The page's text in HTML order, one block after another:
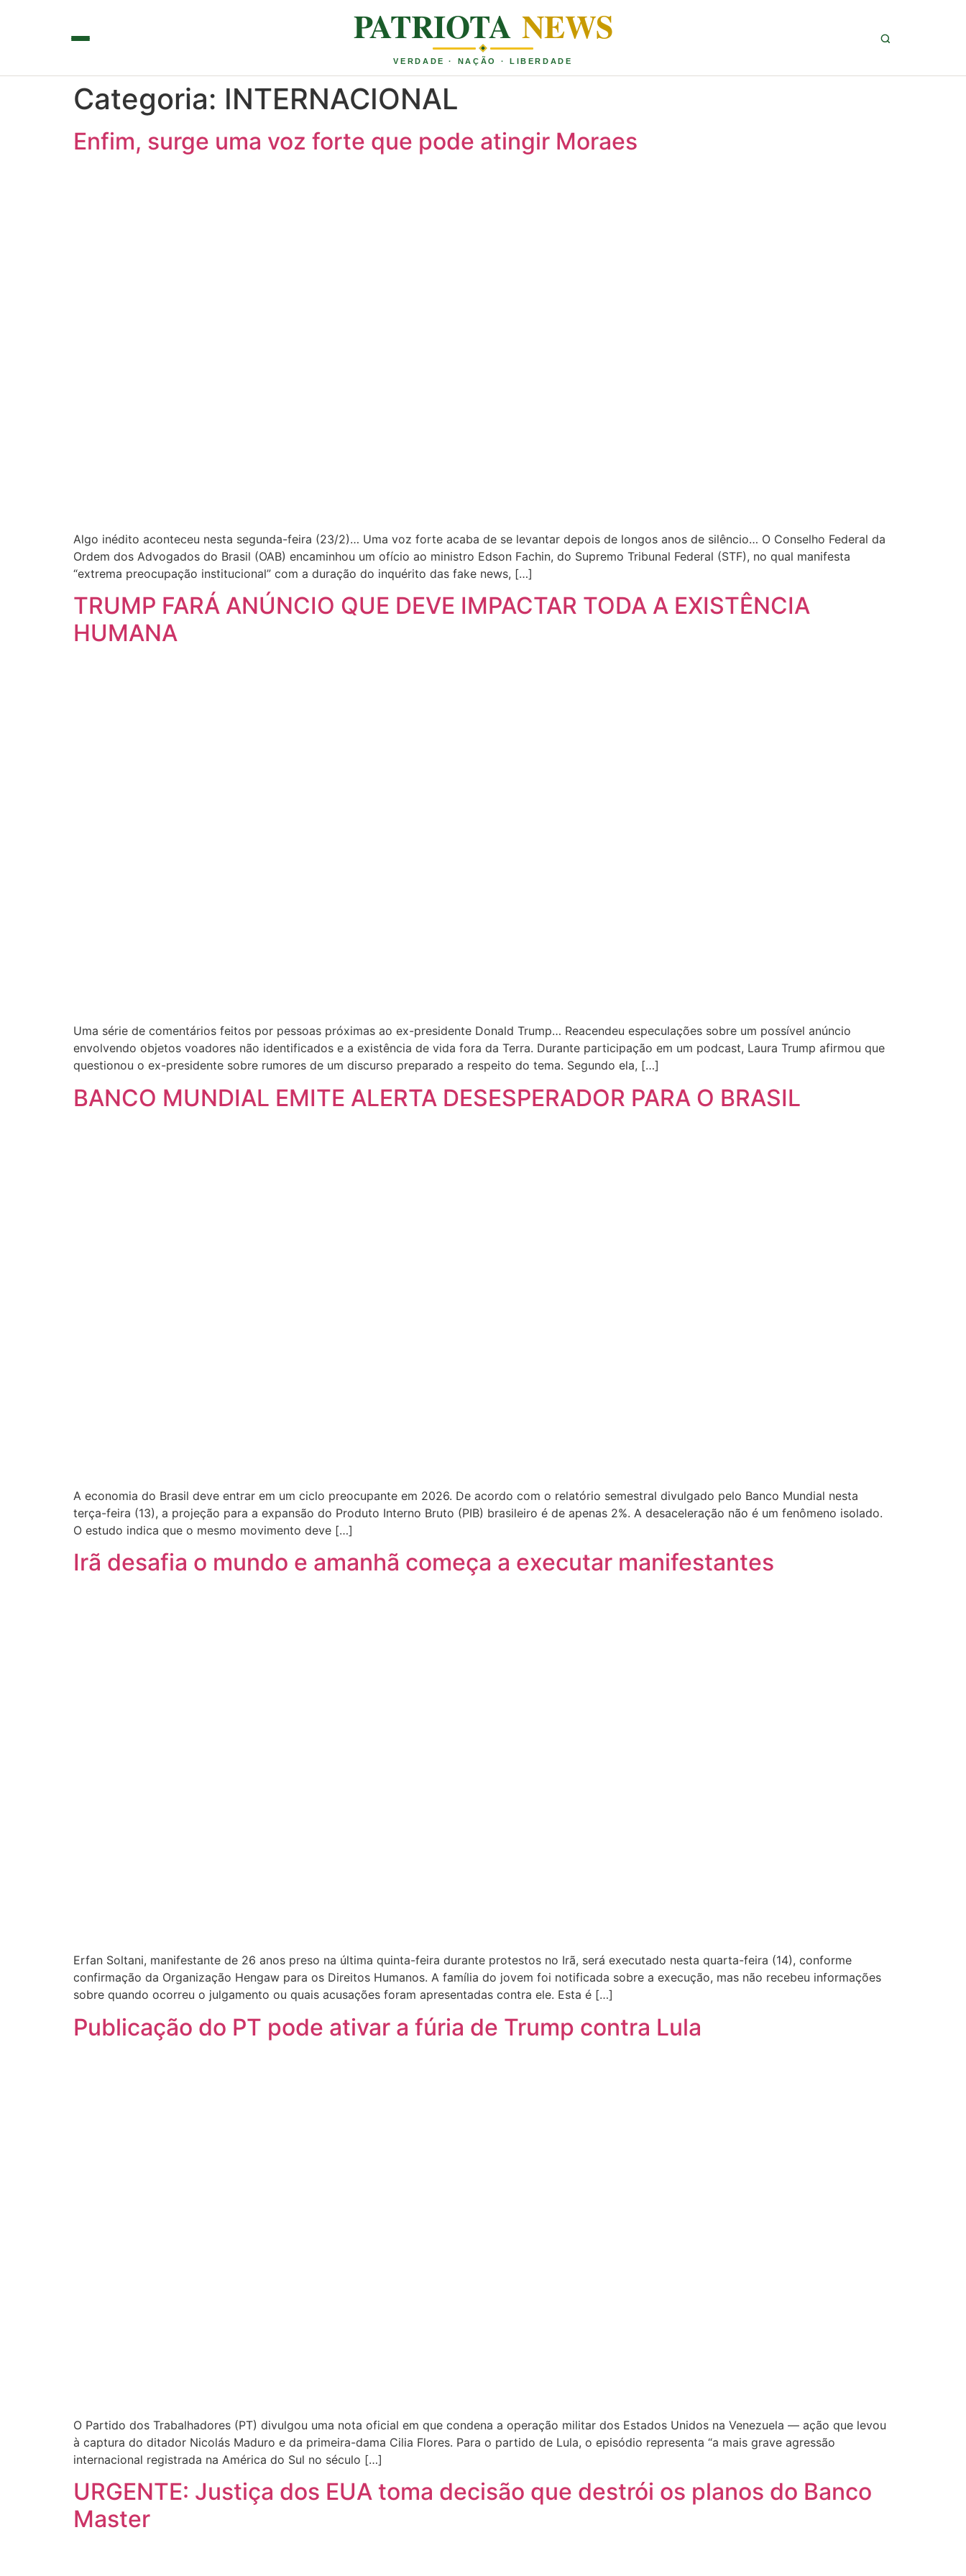
PATRIOTA NEWS
VERDADE · NAÇÃO · LIBERDADE
Categoria: INTERNACIONAL
Enfim, surge uma voz forte que pode atingir Moraes
Algo inédito aconteceu nesta segunda-feira (23/2)… Uma voz forte acaba de se levantar depois de longos anos de silêncio… O Conselho Federal da
Ordem dos Advogados do Brasil (OAB) encaminhou um ofício ao ministro Edson Fachin, do Supremo Tribunal Federal (STF), no qual manifesta
“extrema preocupação institucional” com a duração do inquérito das fake news, […]
TRUMP FARÁ ANÚNCIO QUE DEVE IMPACTAR TODA A EXISTÊNCIA
HUMANA
Uma série de comentários feitos por pessoas próximas ao ex-presidente Donald Trump… Reacendeu especulações sobre um possível anúncio
envolvendo objetos voadores não identificados e a existência de vida fora da Terra. Durante participação em um podcast, Laura Trump afirmou que
questionou o ex-presidente sobre rumores de um discurso preparado a respeito do tema. Segundo ela, […]
BANCO MUNDIAL EMITE ALERTA DESESPERADOR PARA O BRASIL
A economia do Brasil deve entrar em um ciclo preocupante em 2026. De acordo com o relatório semestral divulgado pelo Banco Mundial nesta
terça-feira (13), a projeção para a expansão do Produto Interno Bruto (PIB) brasileiro é de apenas 2%. A desaceleração não é um fenômeno isolado.
O estudo indica que o mesmo movimento deve […]
Irã desafia o mundo e amanhã começa a executar manifestantes
Erfan Soltani, manifestante de 26 anos preso na última quinta-feira durante protestos no Irã, será executado nesta quarta-feira (14), conforme
confirmação da Organização Hengaw para os Direitos Humanos. A família do jovem foi notificada sobre a execução, mas não recebeu informações
sobre quando ocorreu o julgamento ou quais acusações foram apresentadas contra ele. Esta é […]
Publicação do PT pode ativar a fúria de Trump contra Lula
O Partido dos Trabalhadores (PT) divulgou uma nota oficial em que condena a operação militar dos Estados Unidos na Venezuela — ação que levou
à captura do ditador Nicolás Maduro e da primeira-dama Cilia Flores. Para o partido de Lula, o episódio representa “a mais grave agressão
internacional registrada na América do Sul no século […]
URGENTE: Justiça dos EUA toma decisão que destrói os planos do Banco
Master